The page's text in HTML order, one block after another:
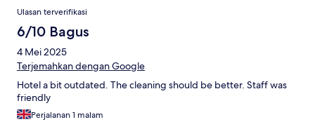
Ulasan terverifikasi
6/10 Bagus
4 Mei 2025
Terjemahkan dengan Google
Hotel a bit outdated. The cleaning should be better. Staff was
friendly
Perjalanan 1 malam